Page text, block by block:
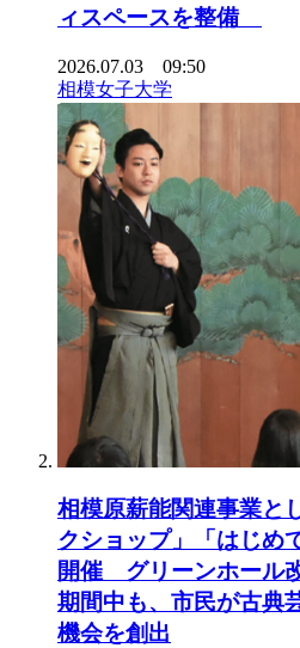
ィスペースを整備
2026.07.03 09:50
相模女子大学
相模原薪能関連事業と
クショップ」「はじめ
開催 グリーンホール
期間中も、市民が古典
機会を創出